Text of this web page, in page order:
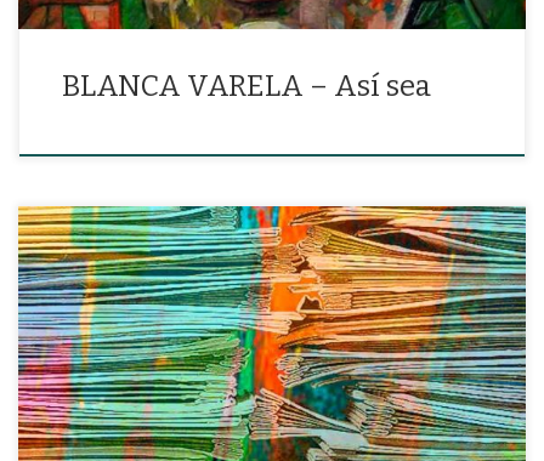
BLANCA VARELA – Así sea
«tu propia sombra fue tu única y desleal competidora»